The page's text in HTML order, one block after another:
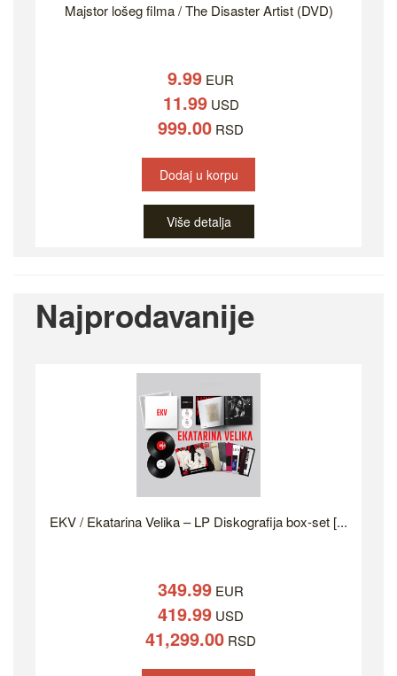
Majstor lošeg filma / The Disaster Artist (DVD)
9.99 EUR
11.99USD
999.00 RSD
Dodaj u korpu
Više detalja
Najprodavanije
EKV / Ekatarina Velika – LP Diskografija box-set [...
349.99 EUR
419.99 USD
41,299.00 RSD